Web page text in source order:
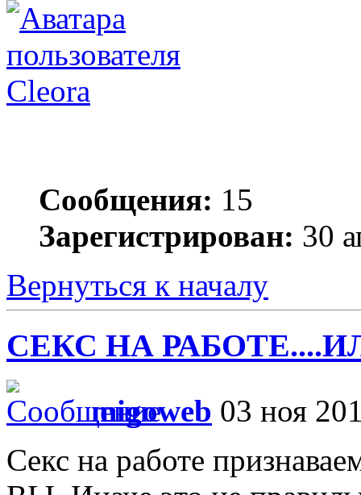
Cleora
Сообщения: 15
Зарегистрирован: 30
Вернуться к началу
СЕКС НА
migoweb 03 ноя
Секс на работе